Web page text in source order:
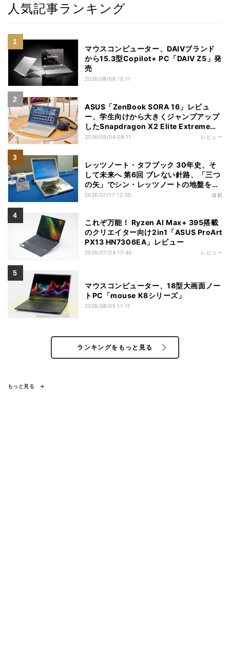
人気記事ランキング
マウスコンピューター、DAIVブランド
から15.3型Copilot+ PC「DAIV Z5」発
売
2026/08/06 15:11
ASUS「ZenBook SORA 16」レビュ
ー、学生向けから大きくジャンプアップ
したSnapdragon X2 Elite Extremeノ
ートPC
2026/05/04 09:11 レビュー
レッツノート・タフブック 30年史、そ
して未来へ 第6回 ブレない針路、「三つ
の矢」でシン・レッツノートの地盤を築
く
2026/07/17 12:00 連載
これぞ万能！ Ryzen AI Max+ 395搭載
のクリエイター向け2in1「ASUS ProArt
PX13 HN7306EA」レビュー
2026/07/24 17:40 レビュー
マウスコンピューター、18型大画面ノー
トPC「mouse K8シリーズ」
2026/08/05 11:11
ランキングをもっと見る
もっと見る